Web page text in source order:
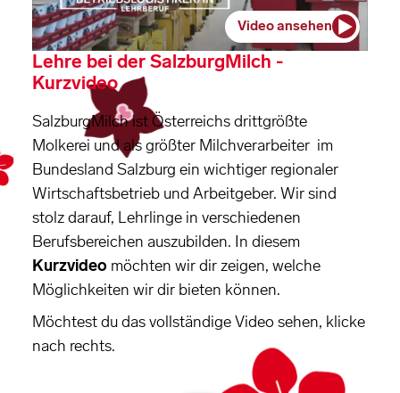
Lehre bei der SalzburgMilch -
Kurzvideo
SalzburgMilch ist Österreichs drittgrößte
Molkerei und als größter Milchverarbeiter im
Bundesland Salzburg ein wichtiger regionaler
Wirtschaftsbetrieb und Arbeitgeber. Wir sind
stolz darauf, Lehrlinge in verschiedenen
Berufsbereichen auszubilden. In diesem
Kurzvideo möchten wir dir zeigen, welche
Möglichkeiten wir dir bieten können.
Möchtest du das vollständige Video sehen, klicke
nach rechts.
Video ansehen